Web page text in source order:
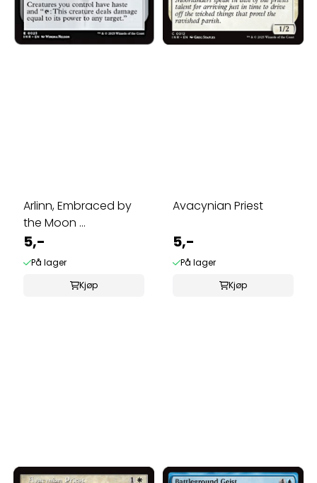
Arlinn, Embraced by
the Moon ...
5,-
På lager
Kjøp
Avacynian Priest
5,-
På lager
Kjøp